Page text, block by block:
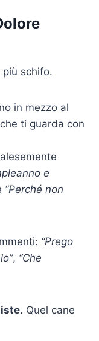
schifo.
in mezzo al
ti guarda con
e
“Perché non
“Prego
, “Che
Quel cane